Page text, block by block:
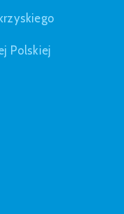
Polskiej